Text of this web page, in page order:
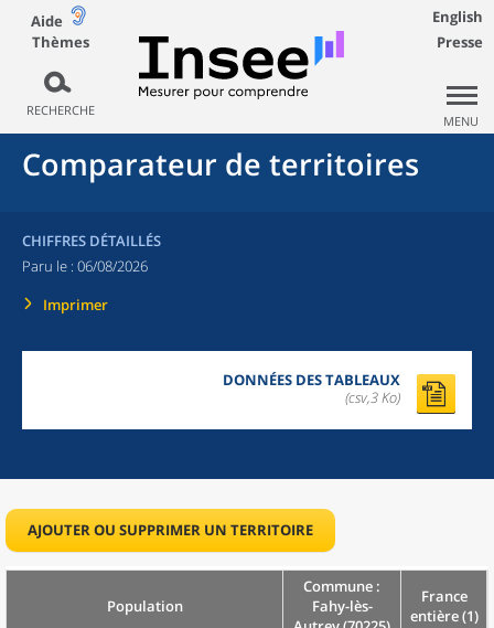
Aide
Thèmes
RECHERCHE
English
Presse
MENU
Comparateur de territoires
CHIFFRES DÉTAILLÉS
Paru le : 06/08/2026
Imprimer
DONNÉES DES TABLEAUX
(csv,3 Ko)
AJOUTER OU SUPPRIMER UN TERRITOIRE
Population
Commune :
Fahy-lès-
France
entière (1)